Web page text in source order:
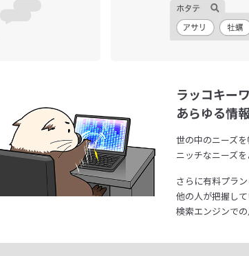
ラッコキー
あらゆる情
世の中のニーズを
ニッチなニーズ
さらに有料プラ
他の人が把握し
検索エンジンで